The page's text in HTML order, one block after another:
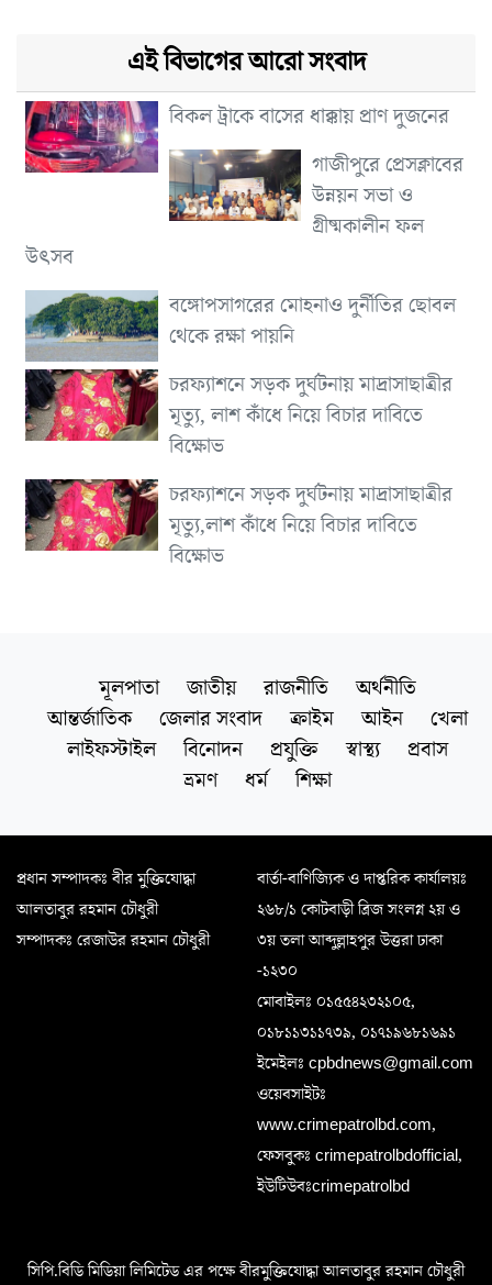
এই বিভাগের আরো সংবাদ
বিকল ট্রাকে বাসের ধাক্কায় প্রাণ দুজনের
গাজীপুরে প্রেসক্লাবের
উন্নয়ন সভা ও
গ্রীষ্মকালীন ফল
উৎসব
বঙ্গোপসাগরের মোহনাও দুর্নীতির ছোবল
থেকে রক্ষা পায়নি
চরফ্যাশনে সড়ক দুর্ঘটনায় মাদ্রাসাছাত্রীর
মৃত্যু, লাশ কাঁধে নিয়ে বিচার দাবিতে
বিক্ষোভ
চরফ্যাশনে সড়ক দুর্ঘটনায় মাদ্রাসাছাত্রীর
মৃত্যু,লাশ কাঁধে নিয়ে বিচার দাবিতে
বিক্ষোভ
মূলপাতা জাতীয় রাজনীতি
অর্থনীতি
আন্তর্জাতিক
জেলার সংবাদ ক্রাইম আইন
খেলা
লাইফস্টাইল
বিনোদন প্রযুক্তি স্বাস্থ্য
প্রবাস
ভ্রমণ
ধর্ম শিক্ষা
প্রধান সম্পাদকঃ বীর মুক্তিযোদ্ধা
আলতাবুর রহমান চৌধুরী
সম্পাদকঃ রেজাউর রহমান চৌধুরী
বার্তা-বাণিজ্যিক ও দাপ্তরিক কার্যালয়ঃ
২৬৮/১ কোটবাড়ী ব্রিজ সংলগ্ন ২য় ও
৩য় তলা আব্দুল্লাহপুর উত্তরা ঢাকা
-১২৩০
মোবাইলঃ ০১৫৫৪২৩২১০৫,
০১৮১১৩১১৭৩৯, ০১৭১৯৬৮১৬৯১
ইমেইলঃ cpbdnews@gmail.com
ওয়েবসাইটঃ
www.crimepatrolbd.com,
ফেসবুকঃ crimepatrolbdofficial,
ইউটিউবঃcrimepatrolbd
সিপি.বিডি মিডিয়া লিমিটেড এর পক্ষে বীরমুক্তিযোদ্ধা আলতাবুর রহমান চৌধুরী